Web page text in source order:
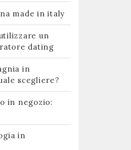
made in italy
un
dating
in
scegliere?
in negozio:
in